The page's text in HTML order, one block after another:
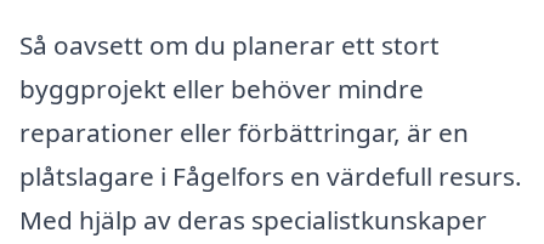
Så oavsett om du planerar ett stort
byggprojekt eller behöver mindre
reparationer eller förbättringar, är en
plåtslagare i Fågelfors en värdefull resurs.
Med hjälp av deras specialistkunskaper